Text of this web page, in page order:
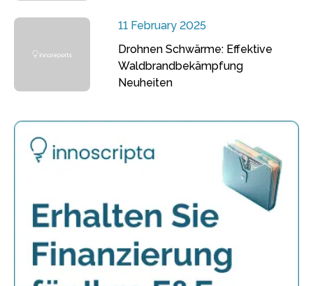
11 February 2025
Drohnen Schwärme: Effektive
Waldbrandbekämpfung
Neuheiten